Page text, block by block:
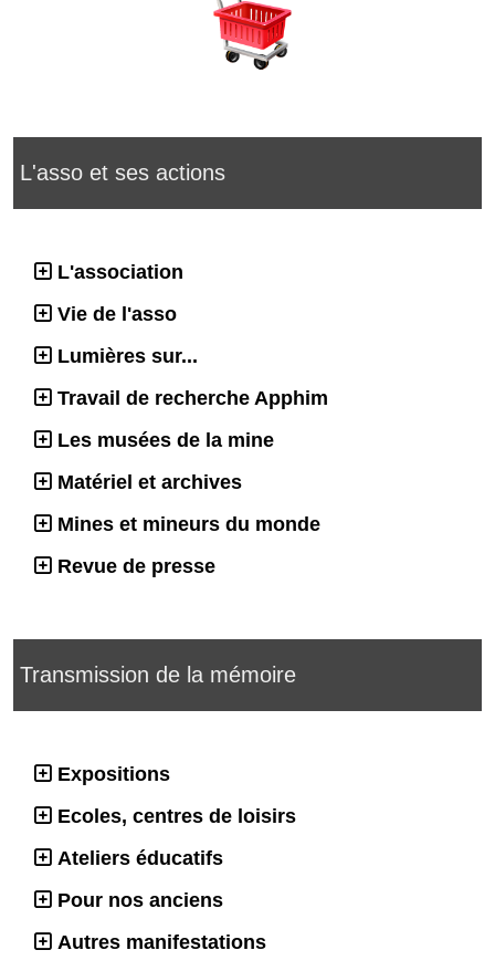
L'asso et ses actions
L'association
Vie de l'asso
Lumières sur...
Travail de recherche Apphim
Les musées de la mine
Matériel et archives
Mines et mineurs du monde
Revue de presse
Transmission de la mémoire
Expositions
Ecoles, centres de loisirs
Ateliers éducatifs
Pour nos anciens
Autres manifestations